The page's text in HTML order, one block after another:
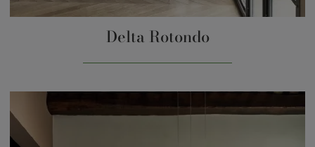
Delta Rotondo